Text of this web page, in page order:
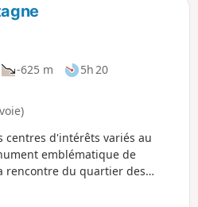
-625 m
5h 20
centres d'intérêts variés au
emblématique de
rencontre du quartier des
rien à voir avec la haute